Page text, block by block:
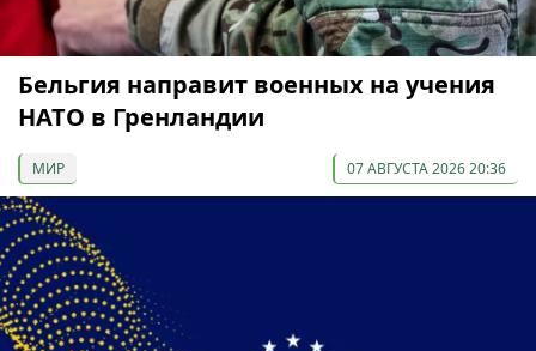
Бельгия направит военных на учения
НАТО в Гренландии
МИР 07 АВГУСТА 2026 20:36